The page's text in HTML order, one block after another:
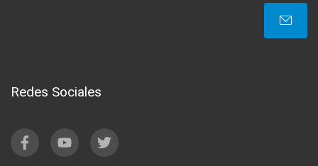
Redes Sociales